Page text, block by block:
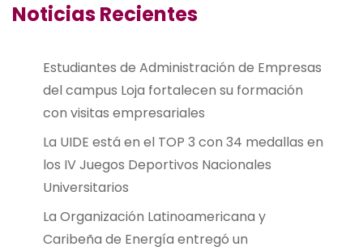
Noticias Recientes
Estudiantes de Administración de Empresas
del campus Loja fortalecen su formación
con visitas empresariales
La UIDE está en el TOP 3 con 34 medallas en
los IV Juegos Deportivos Nacionales
Universitarios
La Organización Latinoamericana y
Caribeña de Energía entregó un